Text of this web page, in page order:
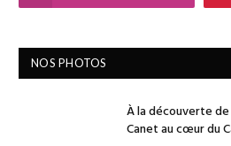
NOS PHOTOS
À la découverte
Canet au cœur du